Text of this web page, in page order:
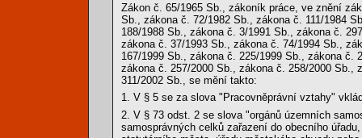
Zákon č. 65/1965 Sb., zákoník práce, ve znění
Sb., zákona č. 72/1982 Sb., zákona č. 111/1984
188/1988 Sb., zákona č. 3/1991 Sb., zákona č.
zákona č. 37/1993 Sb., zákona č. 74/1994 Sb.,
167/1999 Sb., zákona č. 225/1999 Sb., zákona č.
zákona č. 257/2000 Sb., zákona č. 258/2000 Sb.,
311/2002 Sb., se mění takto:
1. V § 5 se za slova "Pracovněprávní vztahy"
2. V § 73 odst. 2 se slova "orgánů územních
samosprávných celků zařazení do obecního